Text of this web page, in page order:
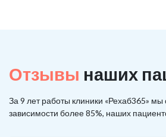
Отзывы наших
За 9 лет работы клиники «Рехаб365» мы
зависимости более 85%, наших